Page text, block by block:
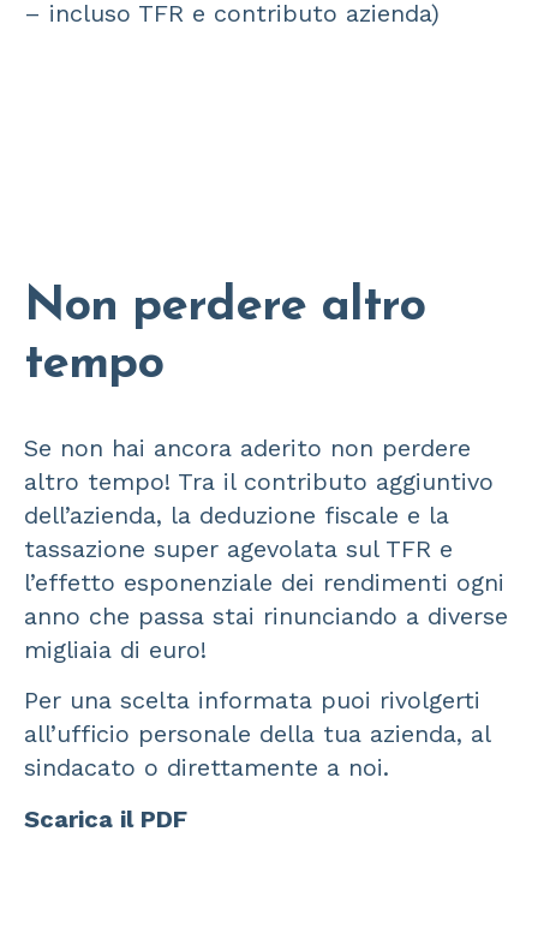
– incluso TFR e contributo azienda)
Non perdere altro
tempo
Se non hai ancora aderito non perdere
altro tempo! Tra il contributo aggiuntivo
dell’azienda, la deduzione fiscale e la
tassazione super agevolata sul TFR e
l’effetto esponenziale dei rendimenti ogni
anno che passa stai rinunciando a diverse
migliaia di euro!
Per una scelta informata puoi rivolgerti
all’ufficio personale della tua azienda, al
sindacato o direttamente a noi.
Scarica il PDF